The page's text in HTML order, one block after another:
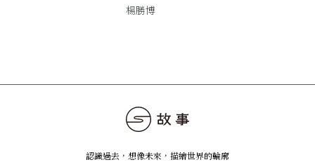
楊勝博
認識過去，想像未來 ， 描繪世界的輪廓